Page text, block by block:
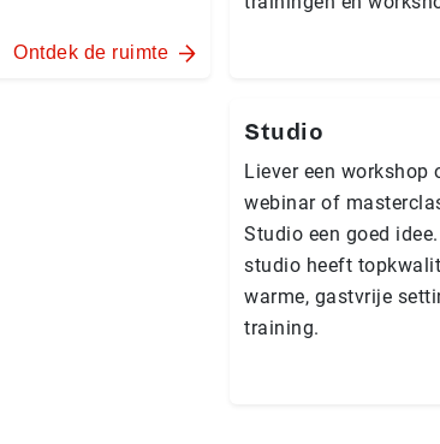
Ontdek de ruimte
Studio
Liever een workshop
webinar of
Studio een goed
studio heeft
warme, gastvrije
training.